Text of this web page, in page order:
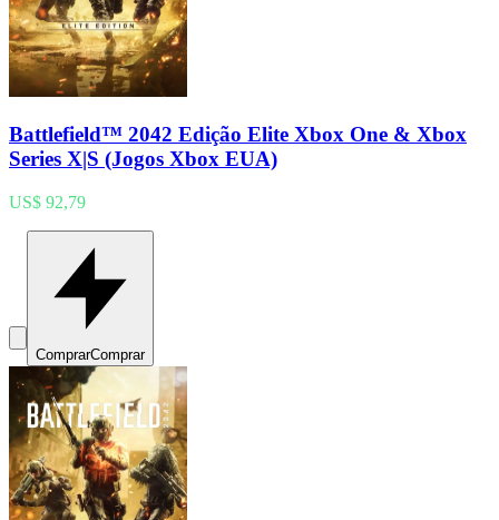
Battlefield™ 2042 Edição Elite Xbox One & Xbox
Series X|S (Jogos Xbox EUA)
US$ 92,79
ComprarComprar